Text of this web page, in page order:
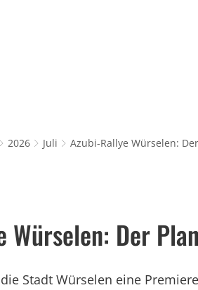
2026 Juli Azubi-Rallye Würselen:
Würselen: Der
Stadt Würselen eine